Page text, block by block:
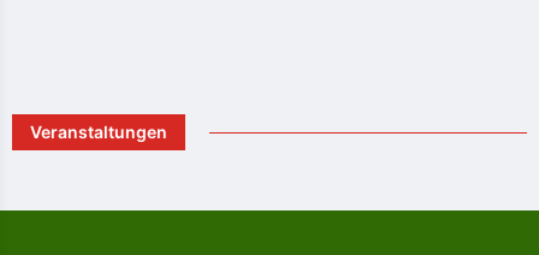
Veranstaltungen